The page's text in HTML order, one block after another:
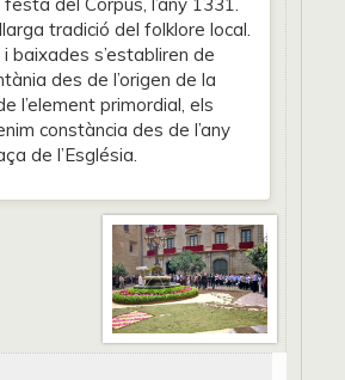
tradició del folklore local.
baixades s’establiren de
des de l’origen de la
l’element primordial, els
constància des de l’any
de l’Església.